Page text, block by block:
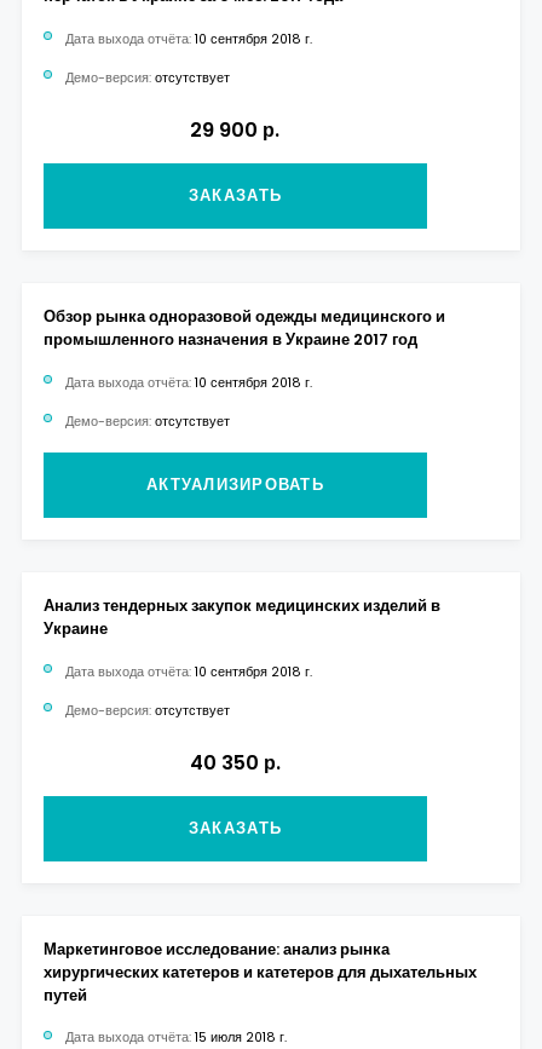
Дата выхода отчёта: 10 сентября 2018 г.
Демо-версия: отсутствует
29 900 р.
ЗАКАЗАТЬ
Обзор рынка одноразовой одежды медицинского и
промышленного назначения в Украине 2017 год
Дата выхода отчёта: 10 сентября 2018 г.
Демо-версия: отсутствует
АКТУАЛИЗИРОВАТЬ
Анализ тендерных закупок медицинских изделий в
Украине
Дата выхода отчёта: 10 сентября 2018 г.
Демо-версия: отсутствует
40 350 р.
ЗАКАЗАТЬ
Маркетинговое исследование: анализ рынка
хирургических катетеров и катетеров для дыхательных
путей
Дата выхода отчёта: 15 июля 2018 г.